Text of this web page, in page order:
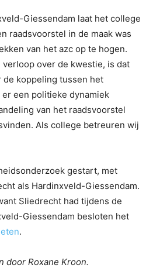
Giessendam laat het college
raadsvoorstel in de maak was
van het azc op te hogen.
over de kwestie, is dat
de koppeling tussen het
er een politieke dynamiek
van het raadsvoorstel
Als college betreuren wij
gestart, met
als Hardinxveld-Giessendam.
Sliedrecht had tijdens de
Giessendam besloten het
.
door Roxane Kroon.